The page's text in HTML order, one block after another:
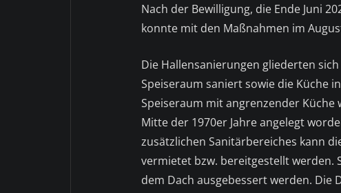
Nach der Bewilligung, die Ende Juni
konnte mit den Maßnahmen im
Die Hallensanierungen gliederten
Speiseraum saniert sowie die Küche
Speiseraum mit angrenzender
Mitte der 1970er Jahre angelegt
zusätzlichen Sanitärbereiches kann
vermietet bzw. bereitgestellt werden.
dem Dach ausgebessert werden. Die